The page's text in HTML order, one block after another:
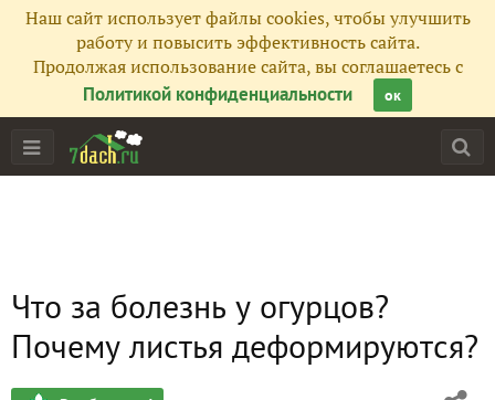
Наш сайт использует файлы cookies, чтобы улучшить
работу и повысить эффективность сайта.
Продолжая использование сайта, вы соглашаетесь с
Политикой конфиденциальности
ок
Что за болезнь у огурцов?
Почему листья деформируются?